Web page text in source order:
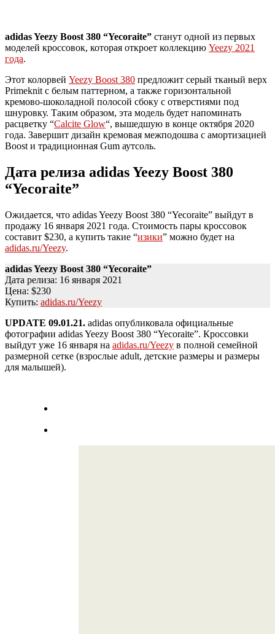
adidas Yeezy Boost 380 “Yecoraite” станут одной из первых
моделей кроссовок, которая откроет коллекцию Yeezy 2021
года.
Этот колорвей Yeezy Boost 380 предложит серый тканый верх
Primeknit с белым паттерном, а также горизонтальной
кремово-шоколадной полосой сбоку с отверстиями под
шнуровку. Таким образом, эта модель будет напоминать
расцветку “Calcite Glow“, вышедшую в конце октября 2020
года. Завершит дизайн кремовая межподошва с амортизацией
Boost и традиционная Gum аутсоль.
Дата релиза adidas Yeezy Boost 380
“Yecoraite”
Ожидается, что adidas Yeezy Boost 380 “Yecoraite” выйдут в
продажу 16 января 2021 года. Стоимость пары кроссовок
составит $230, а купить такие “изики” можно будет на
adidas.ru/Yeezy.
adidas Yeezy Boost 380 “Yecoraite”
Дата релиза: 16 января 2021
Цена: $230
Купить: adidas.ru/Yeezy
UPDATE 09.01.21. adidas опубликовала официальные
фотографии adidas Yeezy Boost 380 “Yecoraite”. Кроссовки
выйдут уже 16 января на adidas.ru/Yeezy в полной семейной
размерной сетке (взрослые adult, детские размеры и размеры
для малышей).